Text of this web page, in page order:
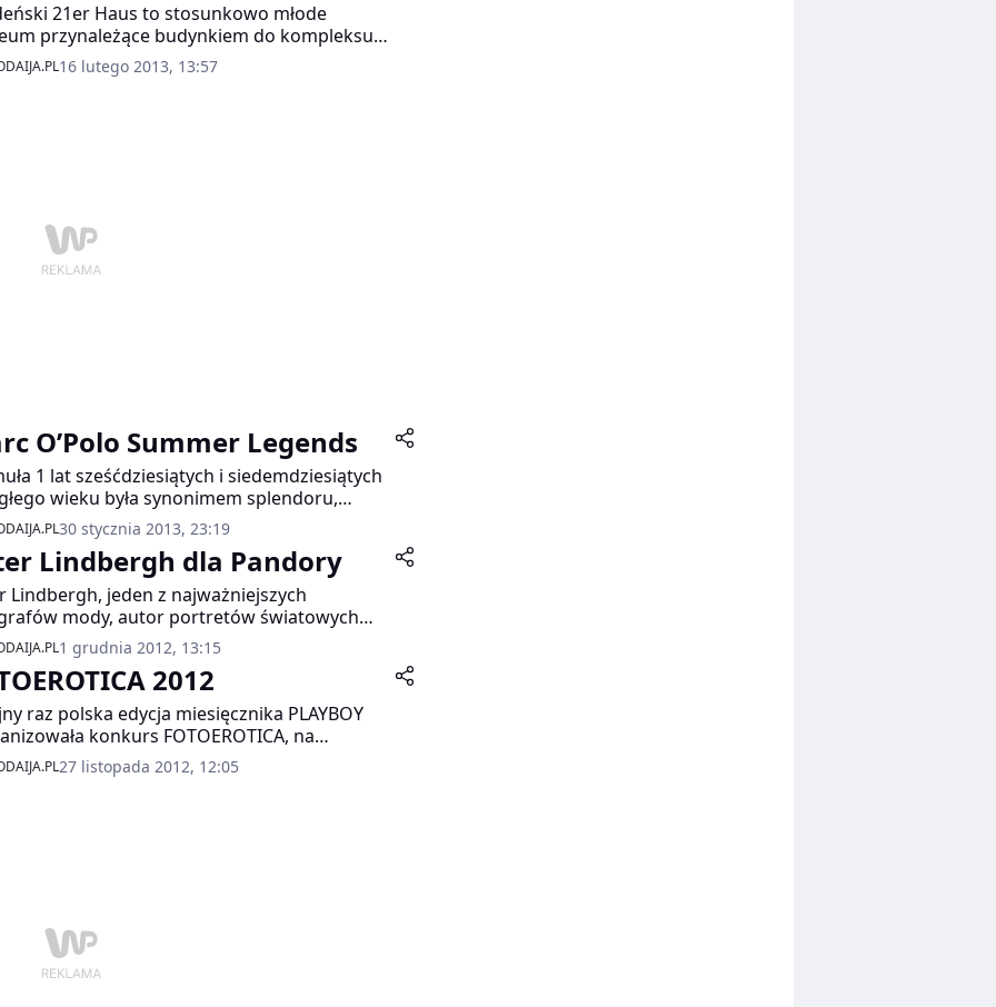
21er Haus to stosunkowo młode
przynależące budynkiem do kompleksu
w Wiedniu. Ten otwarty ponad rok
obiekt wykorzystuje się jako platformę
16 lutego 2013, 13:57
O’Polo Summer Legends
1 lat sześćdziesiątych i siedemdziesiątych
wieku była synonimem splendoru,
i bogactwa. Ten sportowy glamour z
półki, jak nikt inny, fotografował
Eisele. Wydana w 2005 roku książka z jego
prezentującymi złotą erę Formuły 1
błyskawicznie wyprzedana.
30 stycznia 2013, 23:19
Lindbergh dla Pandory
Lindbergh, jeden z najważniejszych
mody, autor portretów światowych
XX wieku i Pandora, kultowa marka
Czyż może być bardziej stylowa,
niespodzianka świąteczna?
1 grudnia 2012, 13:15
2012
raz polska edycja miesięcznika PLAYBOY
konkurs FOTOEROTICA, na
zdjęcia ukazujące piękno kobiecego
W konkursie wzięli udział zawodowi
27 listopada 2012, 12:05